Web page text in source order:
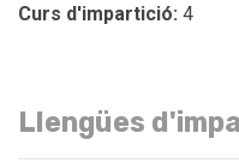
Curs d'impartició: 4
Llengües